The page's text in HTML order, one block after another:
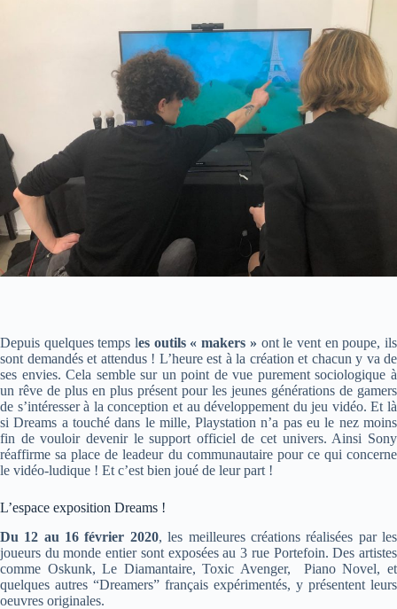
Depuis quelques temps les outils « makers » ont le vent en poupe, ils
sont demandés et attendus ! L’heure est à la création et chacun y va de
ses envies. Cela semble sur un point de vue purement sociologique à
un rêve de plus en plus présent pour les jeunes générations de gamers
de s’intéresser à la conception et au développement du jeu vidéo. Et là
si Dreams a touché dans le mille, Playstation n’a pas eu le nez moins
fin de vouloir devenir le support officiel de cet univers. Ainsi Sony
réaffirme sa place de leadeur du communautaire pour ce qui concerne
le vidéo-ludique ! Et c’est bien joué de leur part !
L’espace exposition Dreams !
Du 12 au 16 février 2020, les meilleures créations réalisées par les
joueurs du monde entier sont exposées au 3 rue Portefoin. Des artistes
comme Oskunk, Le Diamantaire, Toxic Avenger, Piano Novel, et
quelques autres “Dreamers” français expérimentés, y présentent leurs
oeuvres originales.